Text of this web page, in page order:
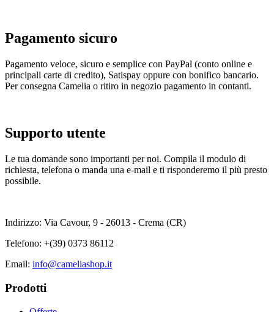
Pagamento sicuro
Pagamento veloce, sicuro e semplice con PayPal (conto online e
principali carte di credito), Satispay oppure con bonifico bancario.
Per consegna Camelia o ritiro in negozio pagamento in contanti.
Supporto utente
Le tua domande sono importanti per noi. Compila il modulo di
richiesta, telefona o manda una e-mail e ti risponderemo il più presto
possibile.
Indirizzo: Via Cavour, 9 - 26013 - Crema (CR)
Telefono: +(39) 0373 86112
Email: info@cameliashop.it
Prodotti